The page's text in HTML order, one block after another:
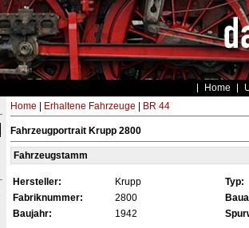
Home
Home Erhaltene Fahrzeuge BR 44
Fahrzeugportrait Krupp 2800
Fahrzeugstamm
Hersteller: Krupp Typ:
Fabriknummer:
2800
Baujahr:
1942